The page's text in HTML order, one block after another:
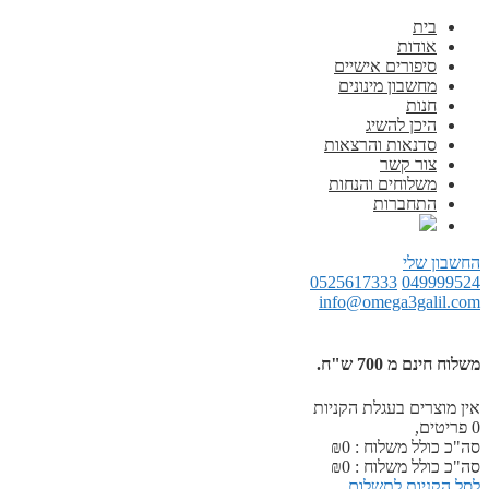
בית
אודות
סיפורים אישיים
מחשבון מינונים
חנות
היכן להשיג
סדנאות והרצאות
צור קשר
משלוחים והנחות
התחברות
החשבון שלי
049999524
0525617333
info@omega3galil.com
משלוח חינם מ 700 ש"ח.
אין מוצרים בעגלת הקניות
0 פריטים,
סה"כ כולל משלוח :
₪0
סה"כ כולל משלוח :
₪0